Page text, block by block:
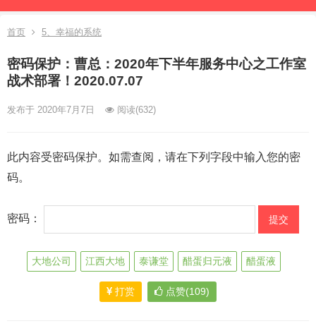
首页 5、幸福的系统
密码保护：曹总：2020年下半年服务中心之工作室
战术部署！2020.07.07
发布于 2020年7月7日 阅读(632)
此内容受密码保护。如需查阅，请在下列字段中输入您的密
码。
密码：
大地公司 江西大地 泰谦堂 醋蛋归元液 醋蛋液
打赏 点赞(109)